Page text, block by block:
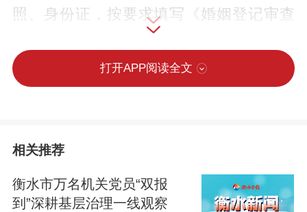
照、身份证，按要求填写《婚姻登记审查
处理表》。”工作人员热情引导，前来办理
结婚登记的新人络绎不绝。从信息核验、
表格填写到证件领取，全程流程顺畅、服
据中心负责人介绍，衡水婚姻登记服务便
利化改革持续推进。2023年6月1日，婚姻
打开APP阅读全文
相关推荐
衡水市万名机关党员“双报
到”深耕基层治理一线观察